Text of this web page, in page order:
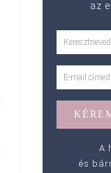
az
A
és